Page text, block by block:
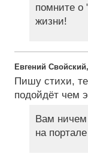
помните о
жизни!
Евгений
Пишу стихи,
подойдёт чем
Вам ничем
на